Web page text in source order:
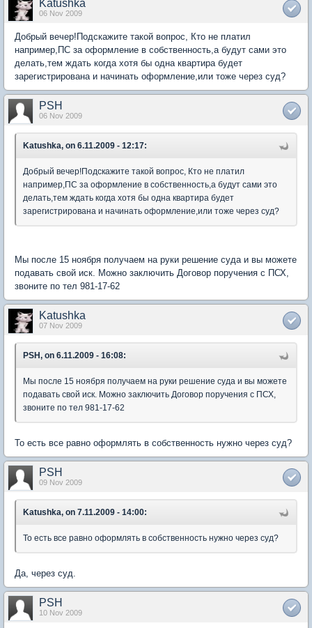
Katushka
06 Nov 2009
Добрый вечер!Подскажите такой вопрос, Кто не платил
например,ПС за оформление в собственность,а будут сами это
делать,тем ждать когда хотя бы одна квартира будет
зарегистрирована и начинать оформление,или тоже через суд?
PSH
06 Nov 2009
Katushka, on 6.11.2009 - 12:17:
Добрый вечер!Подскажите такой вопрос, Кто не платил
например,ПС за оформление в собственность,а будут сами это
делать,тем ждать когда хотя бы одна квартира будет
зарегистрирована и начинать оформление,или тоже через суд?
Мы после 15 ноября получаем на руки решение суда и вы можете
подавать свой иск. Можно заключить Договор поручения с ПСХ,
звоните по тел 981-17-62
Katushka
07 Nov 2009
PSH, on 6.11.2009 - 16:08:
Мы после 15 ноября получаем на руки решение суда и вы можете
подавать свой иск. Можно заключить Договор поручения с ПСХ,
звоните по тел 981-17-62
То есть все равно оформлять в собственность нужно через суд?
PSH
09 Nov 2009
Katushka, on 7.11.2009 - 14:00:
То есть все равно оформлять в собственность нужно через суд?
Да, через суд.
PSH
10 Nov 2009